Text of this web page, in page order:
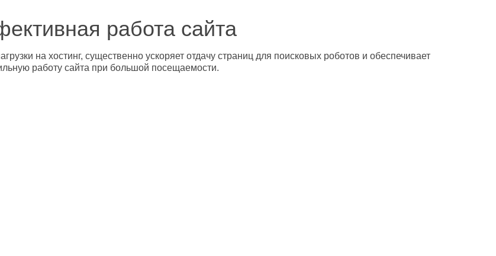
работа сайта
на хостинг, существенно ускоряет отдачу страниц для поисковых роботов и обеспечивает
работу сайта при большой посещаемости.